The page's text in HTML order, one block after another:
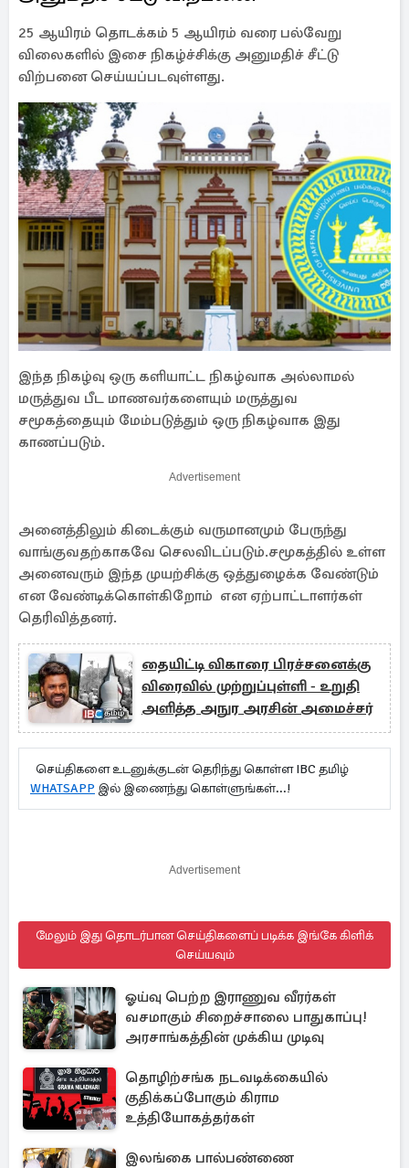
25 ஆயிரம் தொடக்கம் 5 ஆயிரம் வரை பல்வேறு
விலைகளில் இசை நிகழ்ச்சிக்கு அனுமதிச் சீட்டு
விற்பனை செய்யப்படவுள்ளது.
இந்த நிகழ்வு ஒரு களியாட்ட நிகழ்வாக அல்லாமல்
மருத்துவ பீட மாணவர்களையும் மருத்துவ
சமூகத்தையும் மேம்படுத்தும் ஒரு நிகழ்வாக இது
காணப்படும்.
Advertisement
அனைத்திலும் கிடைக்கும் வருமானமும் பேருந்து
வாங்குவதற்காகவே செலவிடப்படும்.சமூகத்தில் உள்ள
அனைவரும் இந்த முயற்சிக்கு ஒத்துழைக்க வேண்டும்
என வேண்டிக்கொள்கிறோம் என ஏற்பாட்டாளர்கள்
தெரிவித்தனர்.
தையிட்டி விகாரை பிரச்சனைக்கு
விரைவில் முற்றுப்புள்ளி - உறுதி
அளித்த அநுர அரசின் அமைச்சர்
செய்திகளை உடனுக்குடன் தெரிந்து கொள்ள IBC தமிழ்
WHATSAPP இல் இணைந்து கொள்ளுங்கள்...!
Advertisement
மேலும் இது தொடர்பான செய்திகளைப் படிக்க இங்கே கிளிக்
செய்யவும்
ஓய்வு பெற்ற இராணுவ வீரர்கள்
வசமாகும் சிறைச்சாலை பாதுகாப்பு!
அரசாங்கத்தின் முக்கிய முடிவு
தொழிற்சங்க நடவடிக்கையில்
குதிக்கப்போகும் கிராம
உத்தியோகத்தர்கள்
இலங்கை பால்பண்ணை